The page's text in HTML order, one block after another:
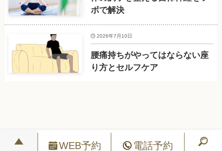
ボで解決
腰痛持ちがやってはならない座
り方とセルフケア
2026年7月10日
WEB予約 電話予約